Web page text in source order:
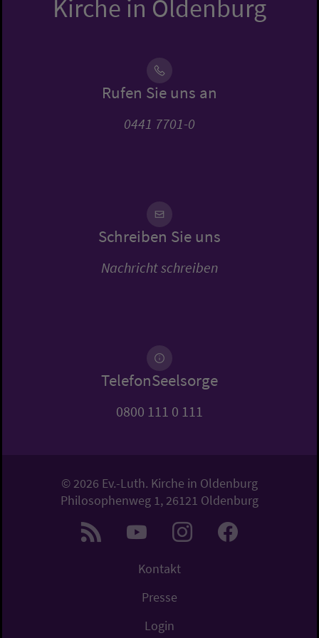
Kirche in Oldenburg
Rufen Sie uns an
0441 7701-0
Schreiben Sie uns
Nachricht schreiben
TelefonSeelsorge
0800 111 0 111
© 2026 Ev.-Luth. Kirche in Oldenburg
Philosophenweg 1, 26121 Oldenburg
Kontakt
Presse
Login